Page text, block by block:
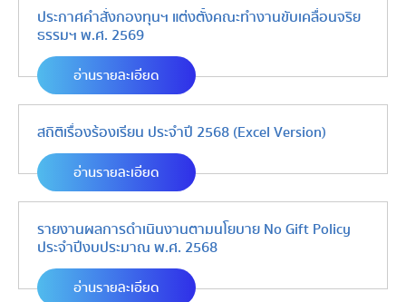
ประกาศคำสั่งกองทุนฯ แต่งตั้งคณะทำงานขับเคลื่อนจริย
ธรรมฯ พ.ศ. 2569
อ่านรายละเอียด
สถิติเรื่องร้องเรียน ประจำปี 2568 (Excel Version)
อ่านรายละเอียด
รายงานผลการดำเนินงานตามนโยบาย No Gift Policy
ประจำปีงบประมาณ พ.ศ. 2568
อ่านรายละเอียด